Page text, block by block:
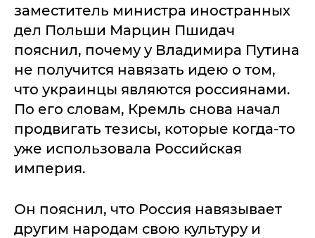
заместитель министра иностранных
дел Польши Марцин Пшидач
пояснил, почему у Владимира Путина
не получится навязать идею о том,
что украинцы являются россиянами.
По его словам, Кремль снова начал
продвигать тезисы, которые когда-то
уже использовала Российская
империя.
Он пояснил, что Россия навязывает
другим народам свою культуру и